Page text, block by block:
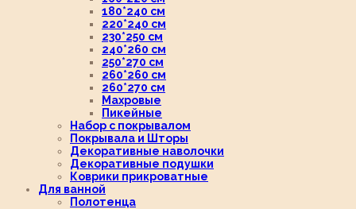
180*240 см
220*240 см
230*250 см
240*260 см
250*270 см
260*260 см
260*270 см
Махровые
Пикейные
Набор с покрывалом
Покрывала и Шторы
Декоративные наволочки
Декоративные подушки
Коврики прикроватные
Для ванной
Полотенца